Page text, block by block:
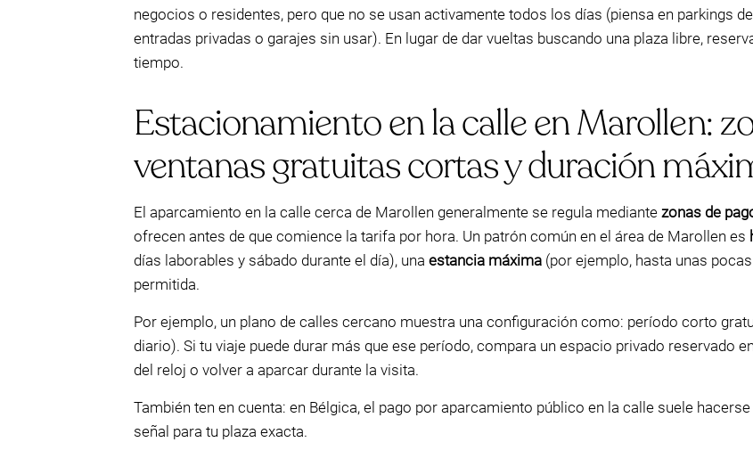
negocios o residentes, pero que no se usan activamente todos los días (piensa en parkings
entradas privadas o garajes sin usar). En lugar de dar vueltas buscando una plaza libre,
tiempo.
Estacionamiento en la calle en Marollen:
ventanas gratuitas cortas y duración
El aparcamiento en la calle cerca de Marollen generalmente se regula mediante zonas de
ofrecen antes de que comience la tarifa por hora. Un patrón común en el área de Marollen es
días laborables y sábado durante el día), una estancia máxima (por ejemplo, hasta unas
permitida.
Por ejemplo, un plano de calles cercano muestra una configuración como: período corto
diario). Si tu viaje puede durar más que ese período, compara un espacio privado reservado
del reloj o volver a aparcar durante la visita.
También ten en cuenta: en Bélgica, el pago por aparcamiento público en la calle suele hacerse
señal para tu plaza exacta.